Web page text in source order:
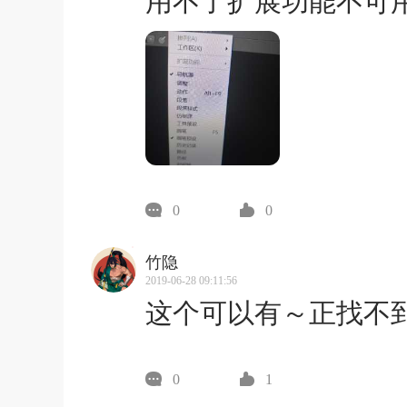
0 0
竹隐
2019-06-28 09:11:56
这个可以有～正找不
0 1